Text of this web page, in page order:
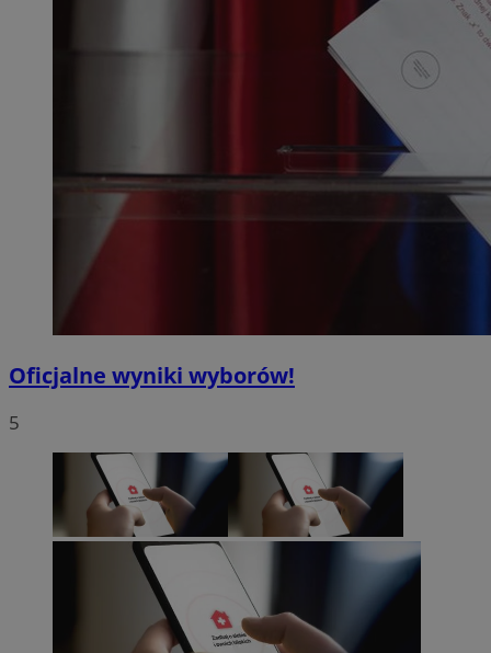
Oficjalne wyniki wyborów!
5